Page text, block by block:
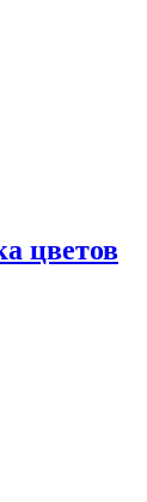
цветов